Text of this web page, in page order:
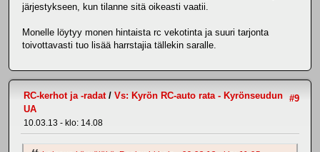
järjestykseen, kun tilanne sitä oikeasti vaatii.
Monelle löytyy monen hintaista rc vekotinta ja suuri tarjonta
toivottavasti tuo lisää harrstajia tällekin saralle.
#9
RC-kerhot ja -radat/ Vs: Kyrön RC-auto rata - Kyrönseudun
UA
10.03.13 - klo: 14.08